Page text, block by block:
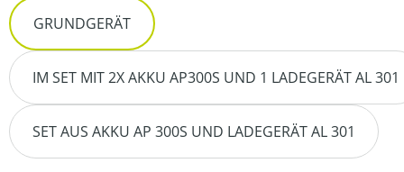
GRUNDGERÄT
IM SET MIT 2X AKKU AP300S UND 1 LADEGERÄT AL 301
SET AUS AKKU AP 300S UND LADEGERÄT AL 301